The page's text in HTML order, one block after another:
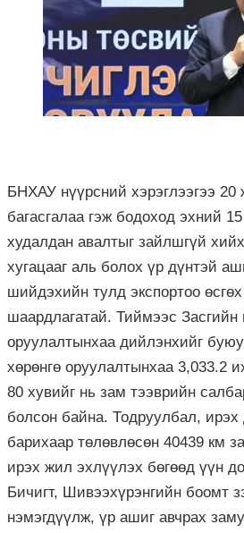
БНХАУ нүүрсний хэрэглээгээ 20
багасгалаа гэж бодоход эхний
худалдан авалтыг зайлшгүй
хугацааг аль болох үр дүнтэй
шийдэхийн тулд экспортоо
шаардлагатай. Тиймээс Засгийн
оруулалтынхаа дийлэнхийг
хөрөнгө оруулалтынхаа 3,033.2
80 хувийг нь зам тээврийн
болсон байна. Тодруулбал,
барихаар төлөвлөсөн 40439 км
ирэх жил эхлүүлэх бөгөөд үүн
Бичигт, Шивээхүрэнгийн боомт
нэмэгдүүлж, үр ашиг авчрах